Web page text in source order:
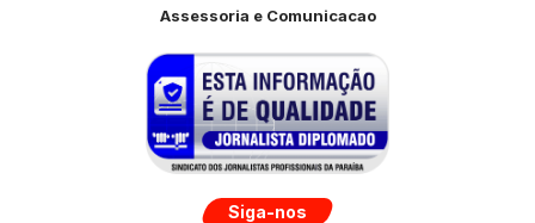
Assessoria e Comunicacao
Siga-nos